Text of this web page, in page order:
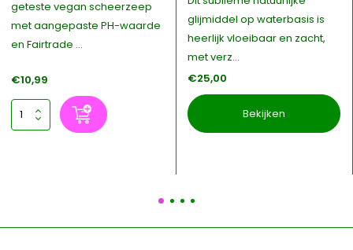
geteste vegan scheerzeep
met aangepaste PH-waarde
en Fairtrade ...
€10,99
glijmiddel op waterbasis is
heerlijk vloeibaar en zacht,
met verz...
€25,00
Bekijken